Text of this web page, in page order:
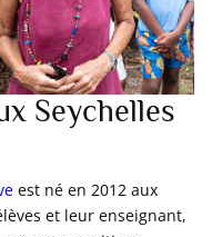
Seychelles
est né en 2012 aux
et leur enseignant,
de l'école Baie